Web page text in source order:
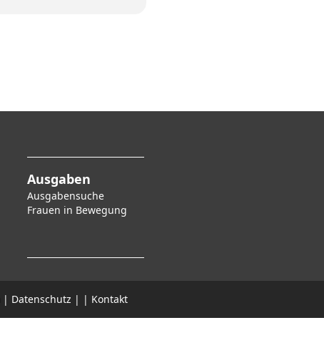
Ausgaben
Ausgabensuche
Frauen in Bewegung
| Datenschutz | | Kontakt